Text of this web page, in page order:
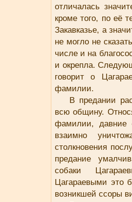
отличалась
кроме того, по её
Закавказье, а
не могло не
числе и на
и окрепла.
говорит о
фамилии.
В предании
всю общину.
фамилии, давние
взаимно
столкновения
предание
собаки
Цагараевыми это
возникшей ссоры